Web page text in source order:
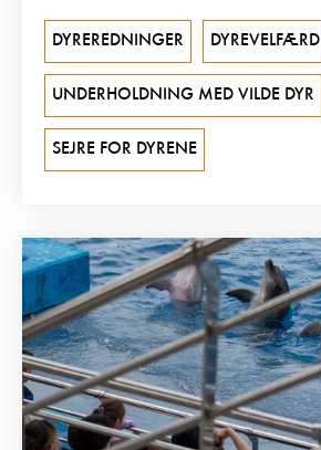
DYREREDNINGER DYREVELFÆRD
UNDERHOLDNING MED VILDE DYR
SEJRE FOR DYRENE